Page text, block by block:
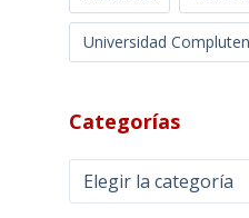
Universidad
Categorías
Categorías